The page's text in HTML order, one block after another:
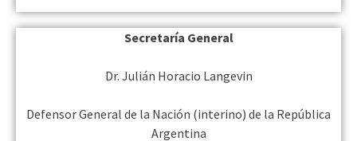
Secretaría General
Dr. Julián Horacio Langevin
Defensor General de la Nación (interino) de la República
Argentina